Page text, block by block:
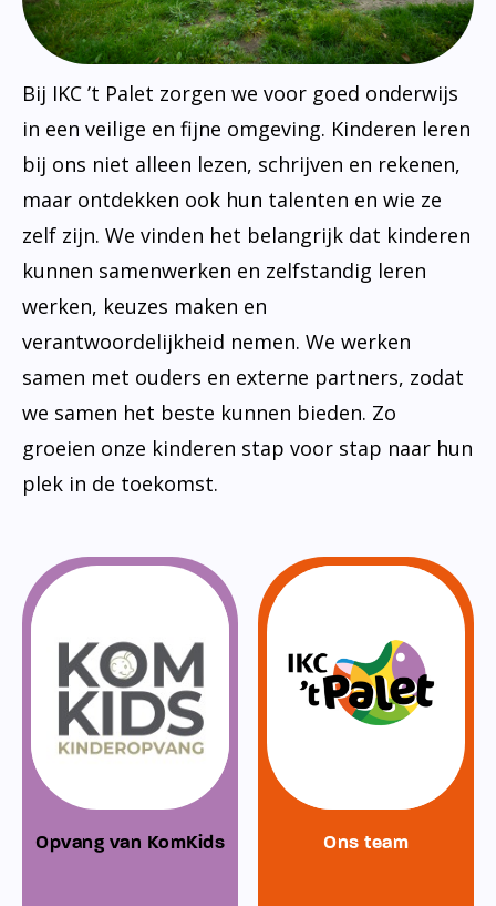
Bij IKC ’t Palet zorgen we voor goed onderwijs
in een veilige en fijne omgeving. Kinderen leren
bij ons niet alleen lezen, schrijven en rekenen,
maar ontdekken ook hun talenten en wie ze
zelf zijn. We vinden het belangrijk dat kinderen
kunnen samenwerken en zelfstandig leren
werken, keuzes maken en
verantwoordelijkheid nemen. We werken
samen met ouders en externe partners, zodat
we samen het beste kunnen bieden. Zo
groeien onze kinderen stap voor stap naar hun
plek in de toekomst.
Opvang van KomKids Ons team